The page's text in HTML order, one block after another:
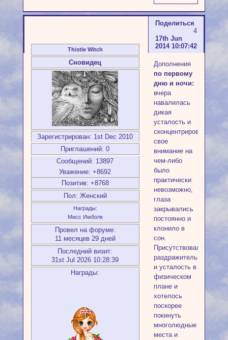
Поделиться
4
17th Jun
2014 10:07:42
Thistle Witch
Сновидец
Зарегистрирован: 1st Dec 2010
Приглашений: 0
Сообщений: 13897
Уважение: +8692
Позитив: +8768
Пол: Женский
Награды:
Мисс Имболк
Провел на форуме:
11 месяцев 29 дней
Последний визит:
31st Jul 2026 10:28:39
Награды:
Дополнения
по первому
дню и ночи:
вчера
навалилась
дикая
усталость и
сконцентрировать
свое
внимание на
чем-либо
было
практически
невозможно,
глаза
закрывались
постоянно и
клонило в
сон.
Присутствовала
раздражительность
и усталость в
физическом
плане и
хотелось
поскорее
покинуть
многолюдные
места и